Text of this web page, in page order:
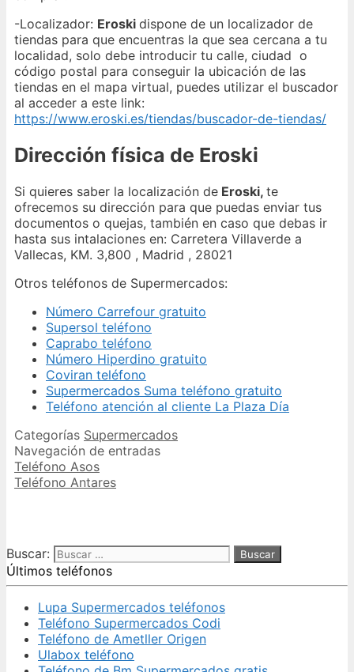
-Localizador: Eroski dispone de un localizador de
tiendas para que encuentras la que sea cercana a tu
localidad, solo debe introducir tu calle, ciudad o
código postal para conseguir la ubicación de las
tiendas en el mapa virtual, puedes utilizar el buscador
al acceder a este link:
https://www.eroski.es/tiendas/buscador-de-tiendas/
Dirección física de Eroski
Si quieres saber la localización de Eroski, te
ofrecemos su dirección para que puedas enviar tus
documentos o quejas, también en caso que debas ir
hasta sus intalaciones en: Carretera Villaverde a
Vallecas, KM. 3,800 , Madrid , 28021
Otros teléfonos de Supermercados:
Número Carrefour gratuito
Supersol teléfono
Caprabo teléfono
Número Hiperdino gratuito
Coviran teléfono
Supermercados Suma teléfono gratuito
Teléfono atención al cliente La Plaza Día
Categorías Supermercados
Navegación de entradas
Teléfono Asos
Teléfono Antares
Buscar:
Últimos teléfonos
Lupa Supermercados teléfonos
Teléfono Supermercados Codi
Teléfono de Ametller Origen
Ulabox teléfono